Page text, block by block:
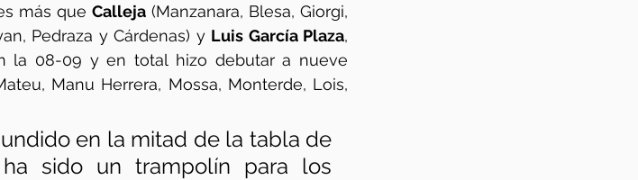
más que Calleja (Manzanara, Blesa, Giorgi,
Pedraza y Cárdenas) y Luis García Plaza,
la 08-09 y en total hizo debutar a nueve
Manu Herrera, Mossa, Monterde, Lois,
en la mitad de la tabla de
sido un trampolín para los